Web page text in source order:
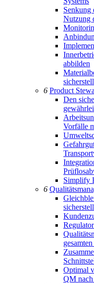
Senkung
Nutzung
abbilden
6 Product
Den
Vorfälle
Simplify
6
Optimal
QM